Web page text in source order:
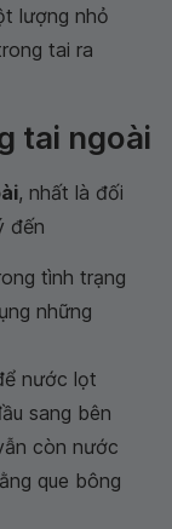
lượng nhỏ
tai ra
tai ngoài
, nhất là đối
đến
tình trạng
những
nước lọt
sang bên
còn nước
que bông